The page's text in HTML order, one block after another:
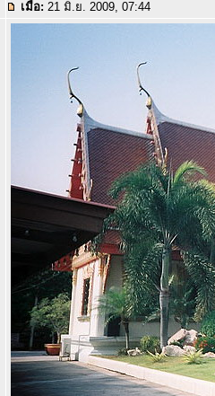
เมื่อ: 21 มิ.ย. 2009, 07:44